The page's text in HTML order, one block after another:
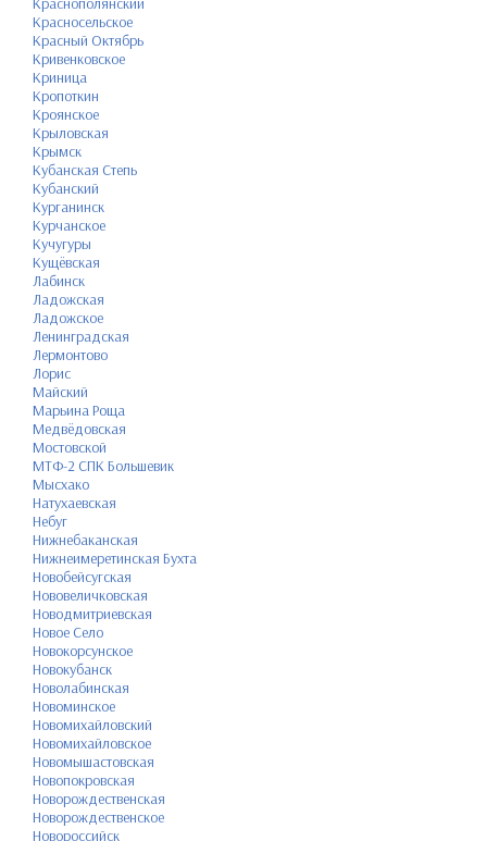
Красносельское
Красный Октябрь
Кривенковское
Криница
Кропоткин
Кроянское
Крыловская
Крымск
Кубанская Степь
Кубанский
Курганинск
Курчанское
Кучугуры
Кущёвская
Лабинск
Ладожская
Ладожское
Ленинградская
Лермонтово
Лорис
Майский
Марьина Роща
Медвёдовская
Мостовской
МТФ-2 СПК Большевик
Мысхако
Натухаевская
Небуг
Нижнебаканская
Нижнеимеретинская Бухта
Новобейсугская
Нововеличковская
Новодмитриевская
Новое Село
Новокорсунское
Новокубанск
Новолабинская
Новоминское
Новомихайловский
Новомихайловское
Новомышастовская
Новопокровская
Новорождественская
Новорождественское
Новороссийск